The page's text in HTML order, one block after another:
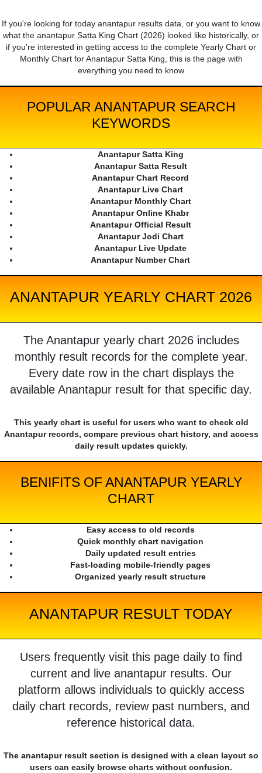
If you're looking for today anantapur results data, or you want to know
what the anantapur Satta King Chart (2026) looked like historically, or
if you're interested in getting access to the complete Yearly Chart or
Monthly Chart for Anantapur Satta King, this is the page with
everything you need to know
POPULAR ANANTAPUR SEARCH
KEYWORDS
Anantapur Satta King
Anantapur Satta Result
Anantapur Chart Record
Anantapur Live Chart
Anantapur Monthly Chart
Anantapur Online Khabr
Anantapur Official Result
Anantapur Jodi Chart
Anantapur Live Update
Anantapur Number Chart
ANANTAPUR YEARLY CHART 2026
The Anantapur yearly chart 2026 includes
monthly result records for the complete year.
Every date row in the chart displays the
available Anantapur result for that specific day.
This yearly chart is useful for users who want to check old
Anantapur records, compare previous chart history, and access
daily result updates quickly.
BENIFITS OF ANANTAPUR YEARLY
CHART
Easy access to old records
Quick monthly chart navigation
Daily updated result entries
Fast-loading mobile-friendly pages
Organized yearly result structure
ANANTAPUR RESULT TODAY
Users frequently visit this page daily to find
current and live anantapur results. Our
platform allows individuals to quickly access
daily chart records, review past numbers, and
reference historical data.
The anantapur result section is designed with a clean layout so
users can easily browse charts without confusion.